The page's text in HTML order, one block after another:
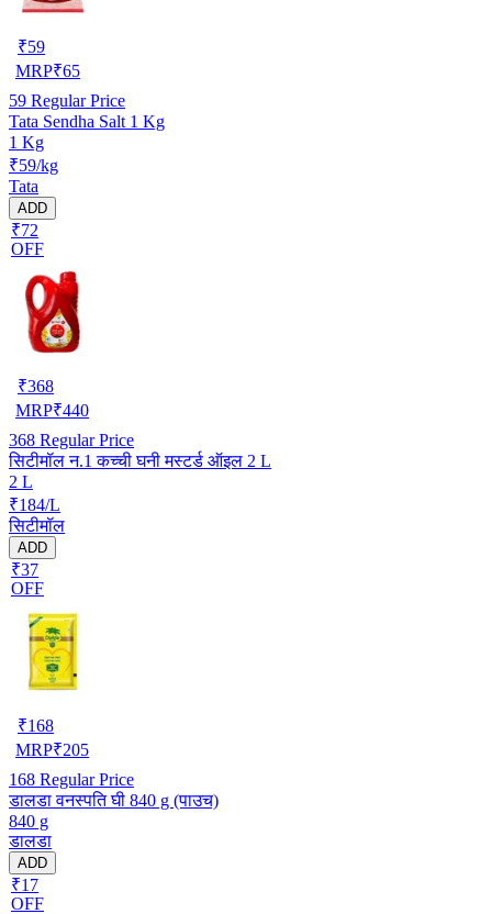
₹59
MRP₹65
59 Regular Price
Tata Sendha Salt 1 Kg
1 Kg
₹59/kg
Tata
ADD
₹72
OFF
₹368
MRP₹440
368 Regular Price
सिटीमॉल न.1 कच्ची घनी मस्टर्ड ऑइल 2 L
2 L
₹184/L
सिटीमॉल
ADD
₹37
OFF
₹168
MRP₹205
168 Regular Price
डालडा वनस्पति घी 840 g (पाउच)
840 g
डालडा
ADD
₹17
OFF